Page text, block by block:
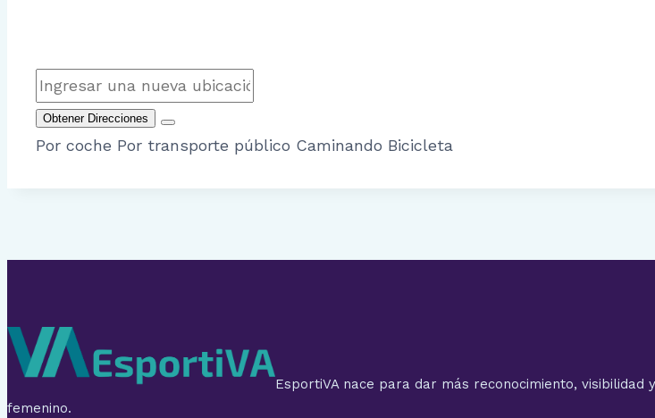
Obtener Direcciones
Por coche Por transporte público Caminando Bicicleta
EsportiVA nace para dar más reconocimiento,
femenino.